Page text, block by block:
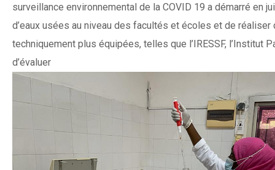
surveillance environnemental de la COVID 19 a démarré en
d’eaux usées au niveau des facultés et écoles et de
techniquement plus équipées, telles que l’IRESSF, l’Institut
d’évaluer